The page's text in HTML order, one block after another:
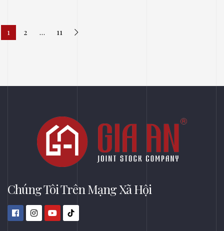
1 2 … 11
Chúng Tôi Trên Mạng Xã Hội